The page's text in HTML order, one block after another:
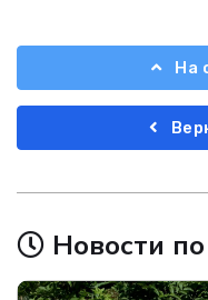
На
Новости